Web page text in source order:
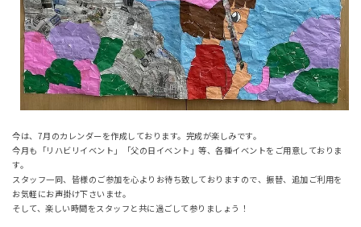
今は、7月のカレンダーを作成しております。完成が楽しみです。
今月も「リハビリイベント」「父の日イベント」等、各種イベントをご用意しておりま
す。
スタッフ一同、皆様のご参加を心よりお待ち致しておりますので、振替、追加ご利用を
お気軽にお声掛け下さいませ。
そして、楽しい時間をスタッフと共に過ごして参りましょう！